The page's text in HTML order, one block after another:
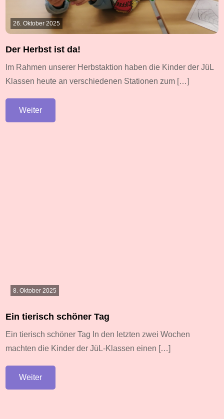
26. Oktober 2025
Der Herbst ist da!
Im Rahmen unserer Herbstaktion haben die Kinder der JüL
Klassen heute an verschiedenen Stationen zum […]
Weiter
8. Oktober 2025
Ein tierisch schöner Tag
Ein tierisch schöner Tag In den letzten zwei Wochen
machten die Kinder der JüL-Klassen einen […]
Weiter